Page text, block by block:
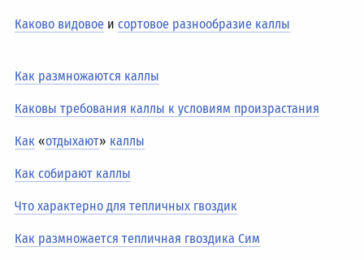
Каково видовое исортовое разнообразие каллы
Как размножаются каллы
Каковы требования каллы к условиям произрастания
Как «отдыхают» каллы
Как собирают каллы
Что характерно для тепличных гвоздик
Как размножается тепличная гвоздика Сим